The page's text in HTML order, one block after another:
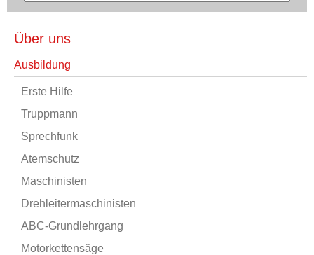
Über uns
Ausbildung
Erste Hilfe
Truppmann
Sprechfunk
Atemschutz
Maschinisten
Drehleitermaschinisten
ABC-Grundlehrgang
Motorkettensäge